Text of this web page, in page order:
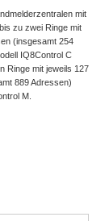
mit
zu zwei Ringe mit
(insgesamt 254
IQ8Control C
Ringe mit jeweils 127
889 Adressen)
M.